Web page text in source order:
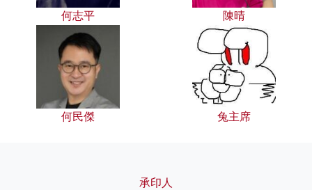
何志平 陳晴
何民傑 兔主席
承印人